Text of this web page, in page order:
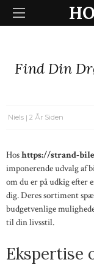
Find Din
Niels 2 År Siden
Hoshttps://strand-
imponerende udvalg af
om du er på udkig efter
dig. Deres sortiment
budgetvenlige
til din livsstil.
Ekspertise